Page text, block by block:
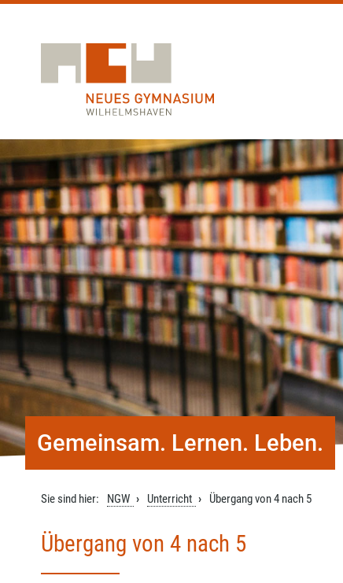
Gemeinsam. Lernen. Leben.
Sie sind hier: NGW Unterricht Übergang von 4 nach 5
Übergang von 4 nach 5